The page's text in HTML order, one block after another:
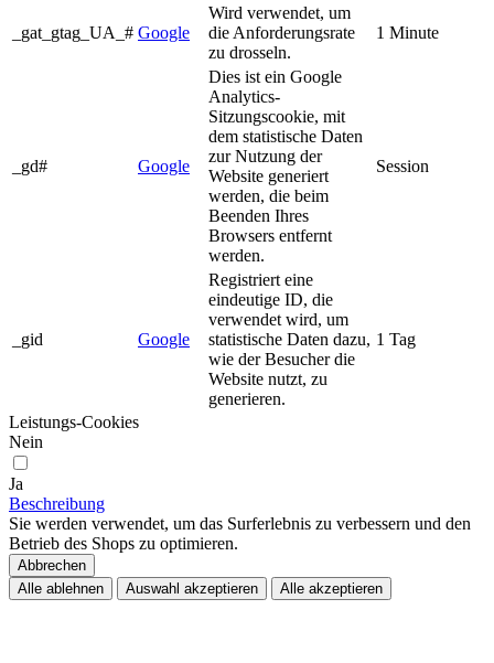
_gat_gtag_UA_# Google
Wird verwendet, um
die Anforderungsrate
zu drosseln.
1 Minute
_gd# Google
Dies ist ein Google
Analytics-
Sitzungscookie, mit
dem statistische Daten
zur Nutzung der
Website generiert
werden, die beim
Beenden Ihres
Browsers entfernt
werden.
Session
_gid Google
Registriert eine
eindeutige ID, die
verwendet wird, um
statistische Daten dazu,
wie der Besucher die
Website nutzt, zu
generieren.
1 Tag
Leistungs-Cookies
Nein
Ja
Beschreibung
Sie werden verwendet, um das Surferlebnis zu verbessern und den
Betrieb des Shops zu optimieren.
Abbrechen
Alle ablehnen
Auswahl akzeptieren Alle akzeptieren